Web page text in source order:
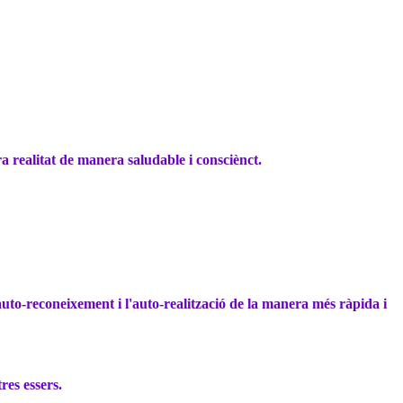
realitat de manera saludable i consciènct.
reconeixement i l'auto-realització de la manera més ràpida i
essers.